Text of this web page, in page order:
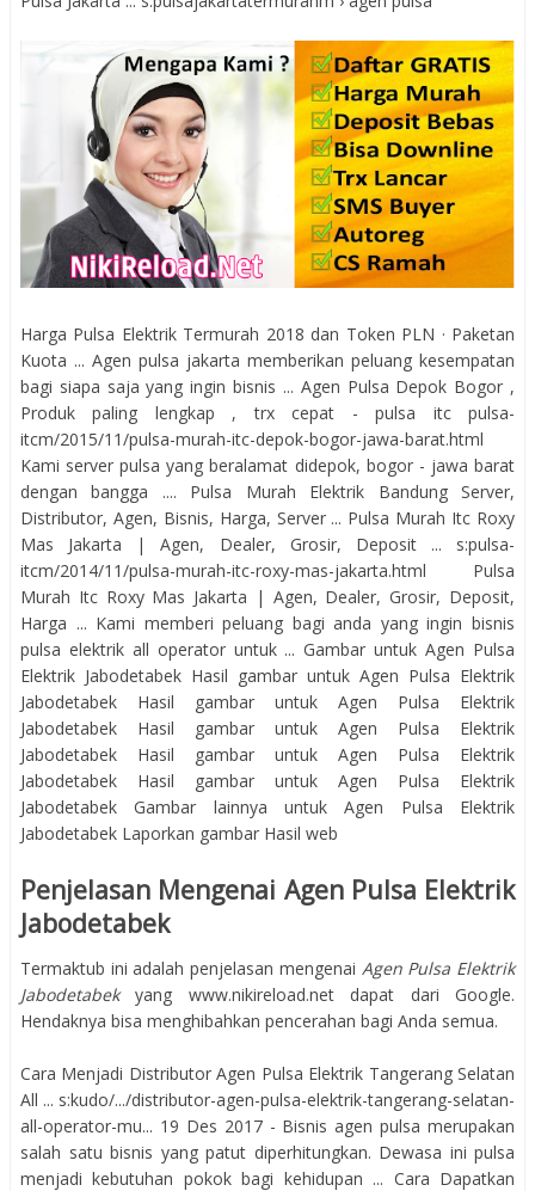
Harga Pulsa Elektrik Termurah 2018 dan Token PLN · Paketan
Kuota ... Agen pulsa jakarta memberikan peluang kesempatan
bagi siapa saja yang ingin bisnis ... Agen Pulsa Depok Bogor ,
Produk paling lengkap , trx cepat - pulsa itc pulsa-
itcm/2015/11/pulsa-murah-itc-depok-bogor-jawa-barat.html
Kami server pulsa yang beralamat didepok, bogor - jawa barat
dengan bangga .... Pulsa Murah Elektrik Bandung Server,
Distributor, Agen, Bisnis, Harga, Server ... Pulsa Murah Itc Roxy
Mas Jakarta | Agen, Dealer, Grosir, Deposit ... s:pulsa-
itcm/2014/11/pulsa-murah-itc-roxy-mas-jakarta.html Pulsa
Murah Itc Roxy Mas Jakarta | Agen, Dealer, Grosir, Deposit,
Harga ... Kami memberi peluang bagi anda yang ingin bisnis
pulsa elektrik all operator untuk ... Gambar untuk Agen Pulsa
Elektrik Jabodetabek Hasil gambar untuk Agen Pulsa Elektrik
Jabodetabek Hasil gambar untuk Agen Pulsa Elektrik
Jabodetabek Hasil gambar untuk Agen Pulsa Elektrik
Jabodetabek Hasil gambar untuk Agen Pulsa Elektrik
Jabodetabek Hasil gambar untuk Agen Pulsa Elektrik
Jabodetabek Gambar lainnya untuk Agen Pulsa Elektrik
Jabodetabek Laporkan gambar Hasil web
Penjelasan Mengenai Agen Pulsa Elektrik
Jabodetabek
Termaktub ini adalah penjelasan mengenai Agen Pulsa Elektrik
Jabodetabekyang www.nikireload.net dapat dari Google.
Hendaknya bisa menghibahkan pencerahan bagi Anda semua.
Cara Menjadi Distributor Agen Pulsa Elektrik Tangerang Selatan
All ... s:kudo/.../distributor-agen-pulsa-elektrik-tangerang-selatan-
all-operator-mu... 19 Des 2017 - Bisnis agen pulsa merupakan
salah satu bisnis yang patut diperhitungkan. Dewasa ini pulsa
menjadi kebutuhan pokok bagi kehidupan ... Cara Dapatkan